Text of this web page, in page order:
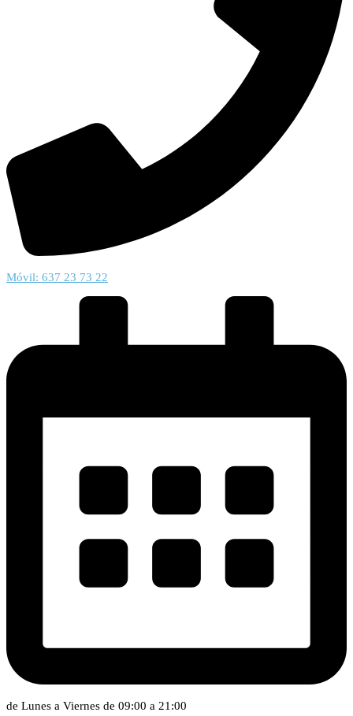
Móvil: 637 23 73 22
de Lunes a Viernes de 09:00 a 21:00